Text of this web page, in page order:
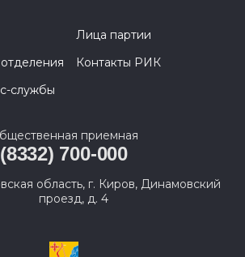
Лица партии
Контакты РИК
службы
приемная
(8332) 700-000
область, г. Киров, Динамовский
проезд, д. 4